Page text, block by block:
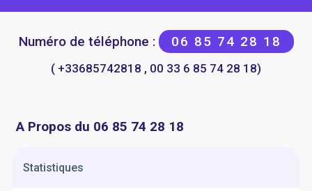
Numéro de téléphone : 06 85 74 28 18
( +33685742818 , 00 33 6 85 74 28 18)
A Propos du 06 85 74 28 18
Statistiques